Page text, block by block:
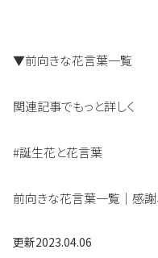
▼前向きな花言葉一覧
関連記事でもっと詳しく
#誕生花と花言葉
前向きな花言葉一覧｜感謝
更新2023.04.06